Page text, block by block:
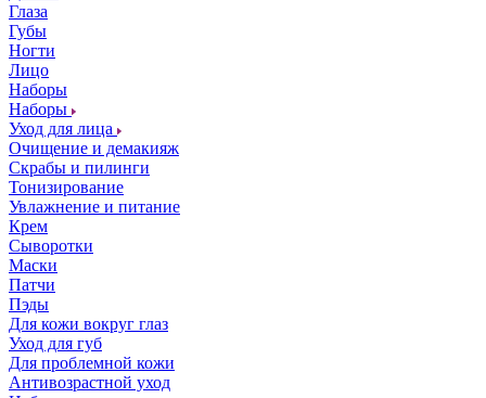
Глаза
Губы
Ногти
Лицо
Наборы
Наборы
Уход для лица
Очищение и демакияж
Скрабы и пилинги
Тонизирование
Увлажнение и питание
Крем
Сыворотки
Маски
Патчи
Пэды
Для кожи вокруг глаз
Уход для губ
Для проблемной кожи
Антивозрастной уход